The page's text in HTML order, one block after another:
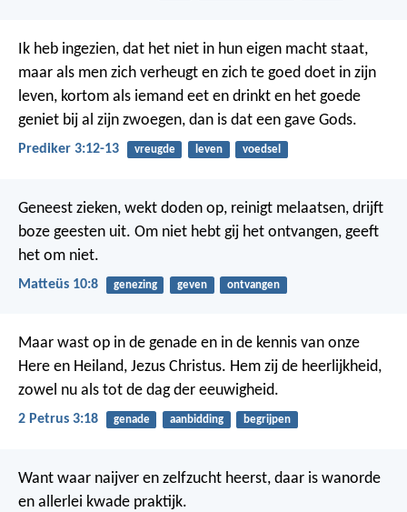
Ik heb ingezien, dat het niet in hun eigen macht staat,
maar als men zich verheugt en zich te goed doet in zijn
leven, kortom als iemand eet en drinkt en het goede
geniet bij al zijn zwoegen, dan is dat een gave Gods.
Prediker 3:12-13 vreugde leven voedsel
Geneest zieken, wekt doden op, reinigt melaatsen, drijft
boze geesten uit. Om niet hebt gij het ontvangen, geeft
het om niet.
Matteüs 10:8 genezing geven ontvangen
Maar wast op in de genade en in de kennis van onze
Here en Heiland, Jezus Christus. Hem zij de heerlijkheid,
zowel nu als tot de dag der eeuwigheid.
2 Petrus 3:18 genade aanbidding begrijpen
Want waar naijver en zelfzucht heerst, daar is wanorde
en allerlei kwade praktijk.